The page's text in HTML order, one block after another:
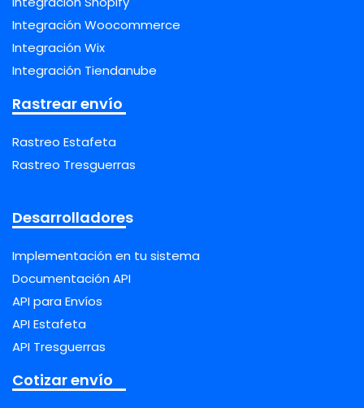
Integración Woocommerce
Integración Wix
Integración Tiendanube
Rastrear envío
Rastreo Estafeta
Rastreo Tresguerras
Desarrolladores
Implementación en tu sistema
Documentación API
API para Envíos
API Estafeta
API Tresguerras
Cotizar envío